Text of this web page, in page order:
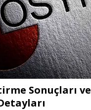
Sonuçları ve